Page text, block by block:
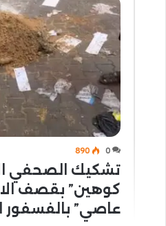
0
890
تشكيك الصحفي
كوهين” بقصف
عاصي”